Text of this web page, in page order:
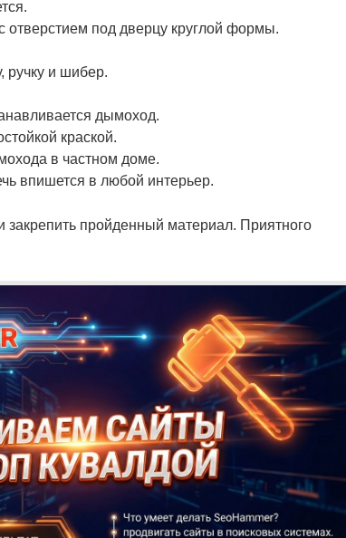
отверстием под дверцу круглой формы.
ручку и шибер.
дымоход.
краской.
в частном доме.
впишется в любой интерьер.
закрепить пройденный материал. Приятного